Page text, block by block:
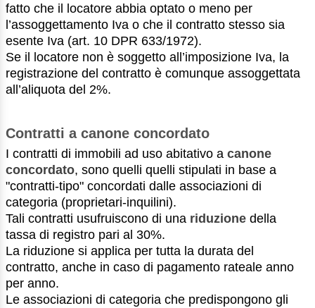
fatto che il locatore abbia optato o meno per
l’assoggettamento Iva o che il contratto stesso sia
esente Iva (art. 10 DPR 633/1972).
Se il locatore non è soggetto all’imposizione Iva, la
registrazione del contratto è comunque assoggettata
all’aliquota del 2%.
Contratti a canone concordato
I contratti di immobili ad uso abitativo a canone
concordato, sono quelli quelli stipulati in base a
"contratti-tipo" concordati dalle associazioni di
categoria (proprietari-inquilini).
Tali contratti usufruiscono di una riduzione della
tassa di registro pari al 30%.
La riduzione si applica per tutta la durata del
contratto, anche in caso di pagamento rateale anno
per anno.
Le associazioni di categoria che predispongono gli